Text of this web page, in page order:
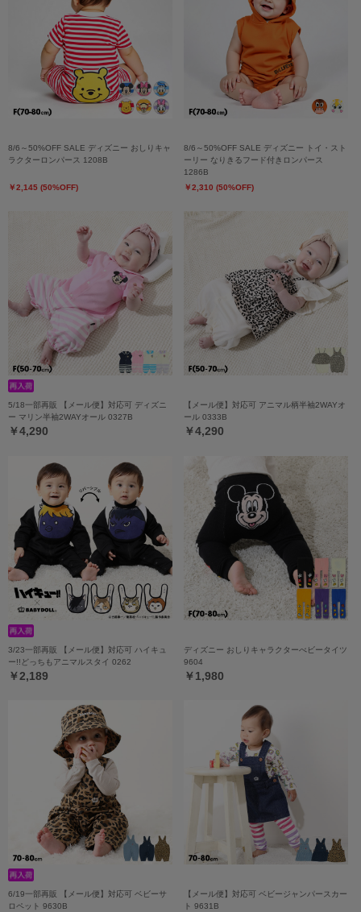
8/6～50%OFF SALE ディズニー おしりキャ
ラクターロンパース 1208B
￥2,145 (50%OFF)
8/6～50%OFF SALE ディズニー トイ・スト
ーリー なりきるフード付きロンパース
1286B
￥2,310 (50%OFF)
5/18一部再販 【メール便】対応可 ディズニ
ー マリン半袖2WAYオール 0327B
￥4,290
【メール便】対応可 アニマル柄半袖2WAYオ
ール 0333B
￥4,290
3/23一部再販 【メール便】対応可 ハイキュ
ー!!どっちもアニマルスタイ 0262
￥2,189
ディズニー おしりキャラクターべビータイツ
9604
￥1,980
6/19一部再販 【メール便】対応可 ベビーサ
ロペット 9630B
【メール便】対応可 ベビージャンパースカー
ト 9631B